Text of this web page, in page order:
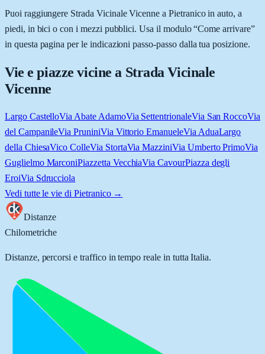
Puoi raggiungere Strada Vicinale Vicenne a Pietranico in auto, a
piedi, in bici o con i mezzi pubblici. Usa il modulo “Come arrivare”
in questa pagina per le indicazioni passo-passo dalla tua posizione.
Vie e piazze vicine a Strada Vicinale
Vicenne
Largo CastelloVia Abate AdamoVia SettentrionaleVia San RoccoVia
del CampanileVia PruniniVia Vittorio EmanueleVia AduaLargo
della ChiesaVico ColleVia StortaVia MazziniVia Umberto PrimoVia
Guglielmo MarconiPiazzetta VecchiaVia CavourPiazza degli
EroiVia Sdrucciola
Vedi tutte le vie di Pietranico→
Distanze
Chilometriche
Distanze, percorsi e traffico in tempo reale in tutta Italia.